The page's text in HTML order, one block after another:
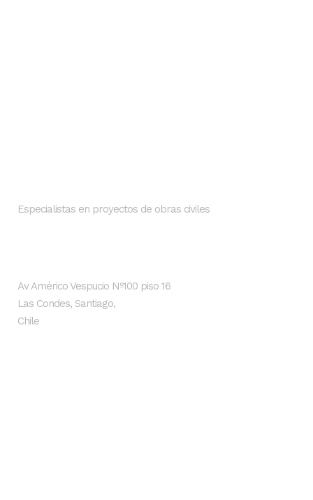
Especialistas en proyectos de obras civiles
Av Américo Vespucio Nº100 piso 16
Las Condes, Santiago,
Chile